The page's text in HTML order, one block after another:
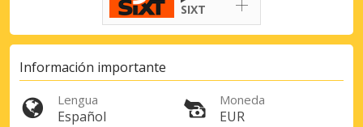
SIXT
Información importante
Lengua
Español
Moneda
EUR